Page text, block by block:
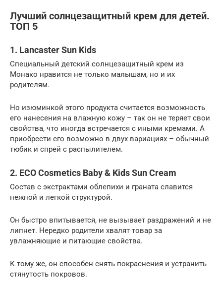
Лучший солнцезащитный крем для детей.
ТОП 5
1. Lancaster Sun Kids
Специальный детский солнцезащитный крем из
Монако нравится не только малышам, но и их
родителям.
Но изюминкой этого продукта считается возможность
его нанесения на влажную кожу – так он не теряет свои
свойства, что иногда встречается с иными кремами. А
приобрести его возможно в двух вариациях – обычный
тюбик и спрей с распылителем.
2. ECO Cosmetics Baby & Kids Sun Cream
Состав с экстрактами облепихи и граната славится
нежной и легкой структурой.
Он быстро впитывается, не вызывает раздражений и не
липнет. Нередко родители хвалят товар за
увлажняющие и питающие свойства.
К тому же, он способен снять покраснения и устранить
стянутость покровов.